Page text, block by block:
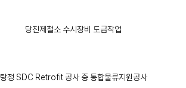
당진제철소 수시장비 도급작업
탕정 SDC Retrofit 공사 중 통합물류지원공사